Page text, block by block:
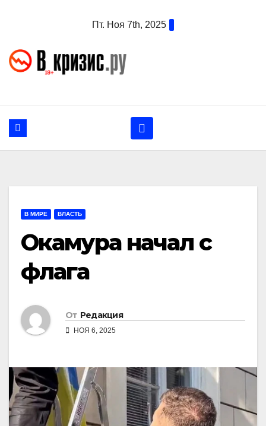
Пт. Ноя 7th, 2025
В МИРЕ ВЛАСТЬ
Окамура начал с
флага
От Редакция
НОЯ 6, 2025